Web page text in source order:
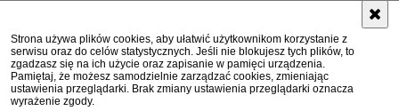
Strona używa plików cookies, aby ułatwić użytkownikom korzystanie z
serwisu oraz do celów statystycznych. Jeśli nie blokujesz tych plików, to
zgadzasz się na ich użycie oraz zapisanie w pamięci urządzenia.
Pamiętaj, że możesz samodzielnie zarządzać cookies, zmieniając
ustawienia przeglądarki. Brak zmiany ustawienia przeglądarki oznacza
wyrażenie zgody.